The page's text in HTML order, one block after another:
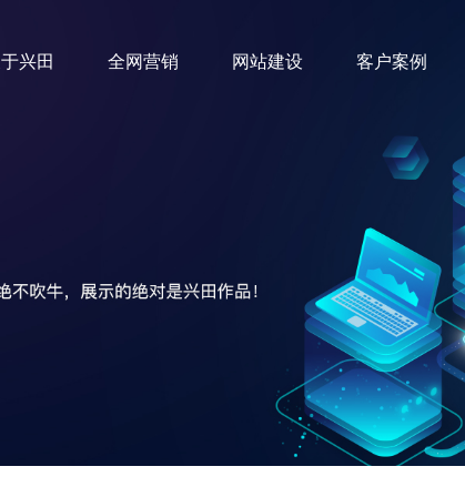
兴田 全网营销 网站建设 客户案例